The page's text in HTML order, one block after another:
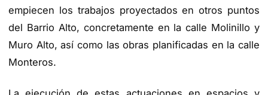
empiecen los trabajos proyectados en otros puntos
del Barrio Alto, concretamente en la calle Molinillo y
Muro Alto, así como las obras planificadas en la calle
Monteros.